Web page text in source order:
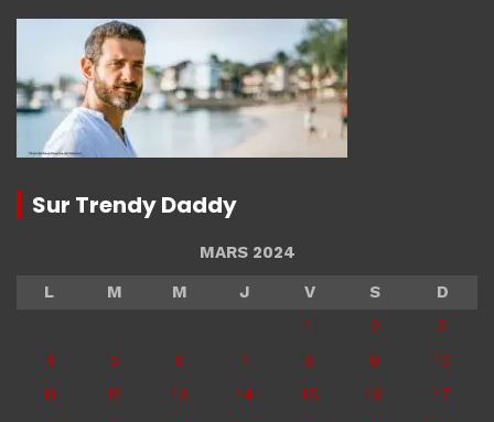
Sur Trendy Daddy
MARS 2024
L
M M J V S
D
1
2
3
4
5 6 7 8 9
10
11
12 13 14 15 16
17